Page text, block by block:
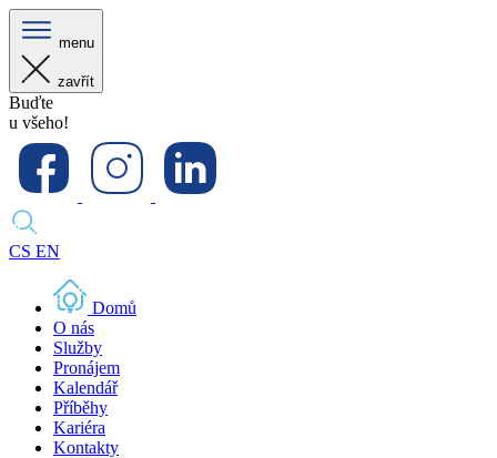
menu
zavřít
Buďte
u všeho!
CS EN
Domů
O nás
Služby
Pronájem
Kalendář
Příběhy
Kariéra
Kontakty